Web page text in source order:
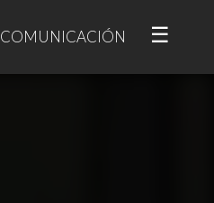
COMUNICACIÓN ☰